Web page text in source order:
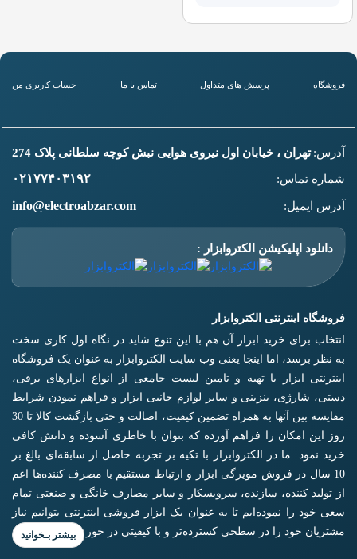
فروشگاه پرسش های متداول تماس با ما حساب کاربری من
آدرس: تهران ، خیابان اول نیروی هوایی نبش کوچه سلطانی پلاک 274
شماره تماس: ۰۲۱۷۷۴۰۳۱۹۲
آدرس ایمیل: info@electroabzar.com
دانلود اپلیکیشن الکتروابزار :
فروشگاه اینترنتی الکتروابزار
انتخاب برای خرید ابزار آن هم با این تنوع شاید در نگاه اول کاری سخت
به نظر برسد، اما اینجا یعنی وب سایت الکتروابزار به عنوان یک فروشگاه
اینترنتی ابزار با تهیه و تامین لیست جامعی از انواع ابزار‌های برقی،
دستی، شارژی، بنزینی و سایر لوازم جانبی ابزار و فراهم نمودن شرایط
مقایسه بین آنها به همراه تضمین کیفیت، اصالت و حتی بازگشت کالا تا 30
روز این امکان را فراهم آورده که بتوان با خاطری آسوده و دانش کافی
خرید نمود. ما در الکتروابزار با تکیه بر تجربه حاصل از سابقه‌ای بالغ بر
10 سال در فروش مویرگی ابزار و ارتباط مستقیم با مصرف کننده‌ها اعم
از تولید کننده، سازنده، سرویسکار و سایر مصارف خانگی و صنعتی تمام
سعی خود را نموده‌ایم تا به عنوان یک ابزار فروشی اینترنتی بتوانیم نیاز
مشتریان خود را در سطحی کسترده‌تر و با کیفیتی در خور برآورده کنیم.